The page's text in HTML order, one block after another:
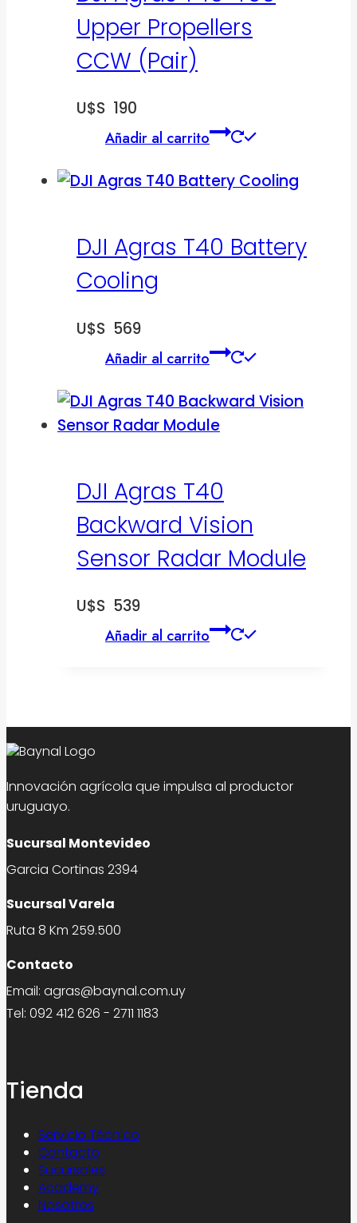
Upper Propellers
CCW (Pair)
U$S 190
Añadir al carrito
DJI Agras T40 Battery
Cooling
U$S 569
Añadir al carrito
DJI Agras T40
Backward Vision
Sensor Radar Module
U$S 539
Añadir al carrito
Innovación agrícola que impulsa al productor
uruguayo.
Sucursal Montevideo
Garcia Cortinas 2394
Sucursal Varela
Ruta 8 Km 259.500
Contacto
Email: agras@baynal.com.uy
Tel: 092 412 626 - 2711 1183
Tienda
Servicio Técnico
Contacto
Sucursales
Academy
Nosotros